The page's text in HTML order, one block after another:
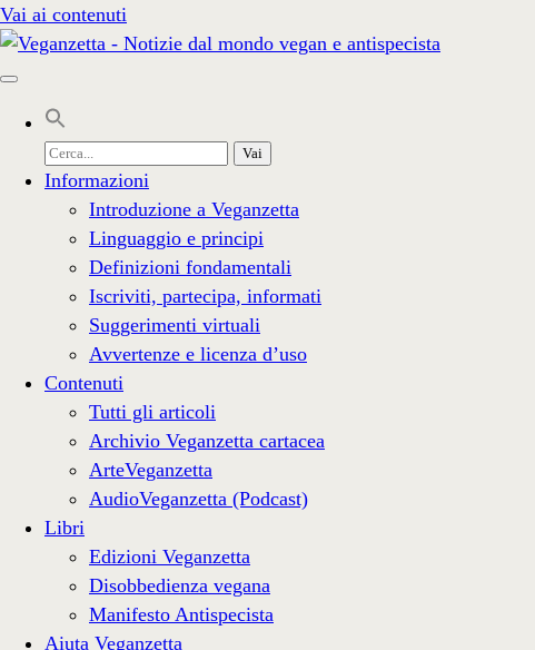
Vai ai contenuti
Cerca
per:
Informazioni
Introduzione a Veganzetta
Linguaggio e principi
Definizioni fondamentali
Iscriviti, partecipa, informati
Suggerimenti virtuali
Avvertenze e licenza d’uso
Contenuti
Tutti gli articoli
Archivio Veganzetta cartacea
ArteVeganzetta
AudioVeganzetta (Podcast)
Libri
Edizioni Veganzetta
Disobbedienza vegana
Manifesto Antispecista
Aiuta Veganzetta